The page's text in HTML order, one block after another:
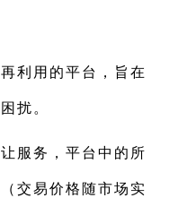
利用的平台，旨在
扰。
服务，平台中的所
交易价格随市场实